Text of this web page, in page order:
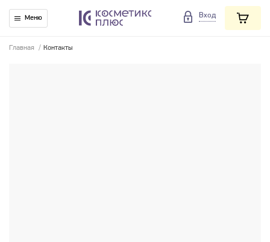
Меню Вход
Главная / Контакты